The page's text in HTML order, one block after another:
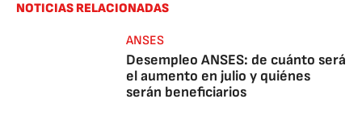
NOTICIAS RELACIONADAS
ANSES
Desempleo ANSES: de cuánto será
el aumento en julio y quiénes
serán beneficiarios